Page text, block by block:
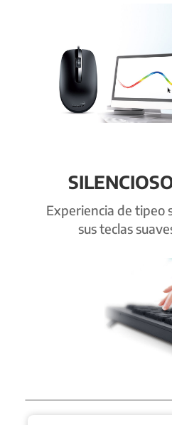
Experiencia de tipeo
sus teclas